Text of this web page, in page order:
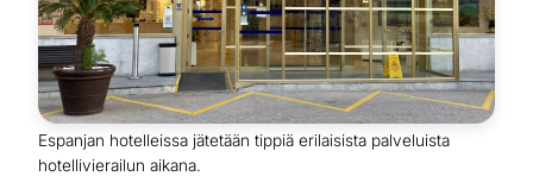
Espanjan hotelleissa jätetään tippiä erilaisista palveluista
hotellivierailun aikana.